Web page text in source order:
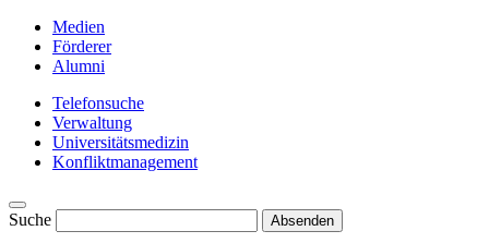
Medien
Förderer
Alumni
Telefonsuche
Verwaltung
Universitätsmedizin
Konfliktmanagement
Suche Absenden